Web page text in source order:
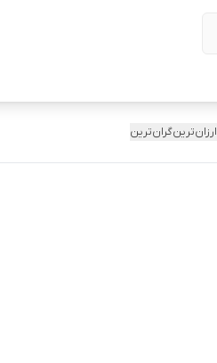
ارزان‌ترینگران‌ترین